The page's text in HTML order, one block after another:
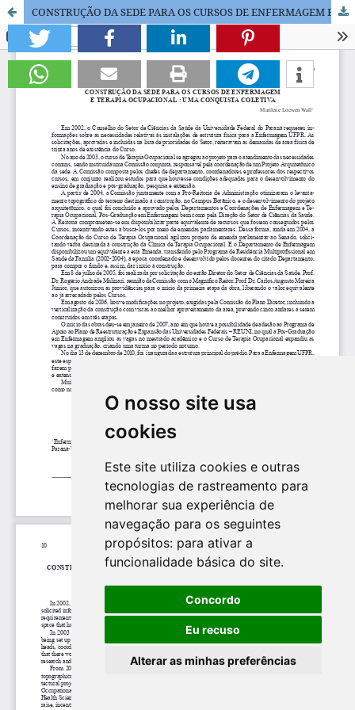
O nosso site usa
cookies
Este site utiliza cookies e outras
tecnologias de rastreamento para
melhorar sua experiência de
navegação para os seguintes
propósitos: para ativar a
funcionalidade básica do site.
Concordo
Eu recuso
Alterar as minhas preferências
CONSTRUÇÃO DA SEDE PARA OS CURSOS DE ENFERMAGEM E TERAPIA OCUPACIONAL : UMA CONQUISTA COLETIVA